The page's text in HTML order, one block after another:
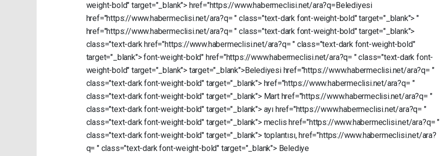
weight-bold"target="_blank"> href="https://www.habermeclisi.net/ara?q=Belediyesi
href="https://www.habermeclisi.net/ara?q="class="text-dark font-weight-bold"target="_blank">"
href="https://www.habermeclisi.net/ara?q="class="text-dark font-weight-bold"target="_blank">
class="text-dark href="https://www.habermeclisi.net/ara?q=" class="text-dark font-weight-bold"
target="_blank">font-weight-bold" href="https://www.habermeclisi.net/ara?q= "class="text-darkfont-
weight-bold"target="_blank"> target="_blank">Belediyesi href="https://www.habermeclisi.net/ara?q= "
class="text-darkfont-weight-bold" target="_blank"> href="https://www.habermeclisi.net/ara?q= "
class="text-darkfont-weight-bold" target="_blank"> Mart href="https://www.habermeclisi.net/ara?q= "
class="text-darkfont-weight-bold" target="_blank"> ayı href="https://www.habermeclisi.net/ara?q= "
class="text-darkfont-weight-bold" target="_blank"> meclis href="https://www.habermeclisi.net/ara?q="
class="text-darkfont-weight-bold" target="_blank"> toplantısı, href="https://www.habermeclisi.net/ara?
q= " class="text-darkfont-weight-bold" target="_blank"> Belediye